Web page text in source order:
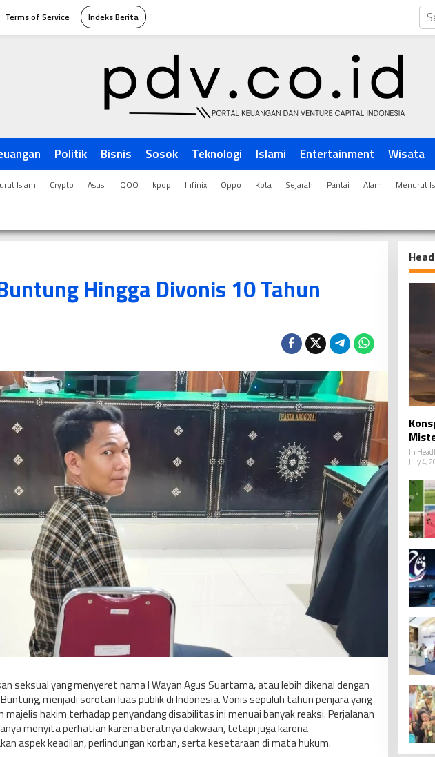
Terms of Service Indeks Berita
Politik Bisnis Sosok Teknologi Islami Entertainment Wisata
Islam Crypto Asus iQOO kpop Infinix Oppo Kota Sejarah Pantai Alam Menurut
Hingga Divonis 10 Tahun
seksual yang menyeret nama I Wayan Agus Suartama, atau lebih dikenal dengan
menjadi sorotan luas publik di Indonesia. Vonis sepuluh tahun penjara yang
majelis hakim terhadap penyandang disabilitas ini menuai banyak reaksi. Perjalanan
menyita perhatian karena beratnya dakwaan, tetapi juga karena
aspek keadilan, perlindungan korban, serta kesetaraan di mata hukum.
In
July 4,